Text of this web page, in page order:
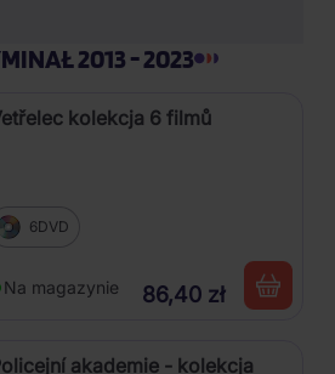
2013 - 2023
kolekcja 6 filmů
6DVD
Na magazynie 86,40 zł
akademie - kolekcja